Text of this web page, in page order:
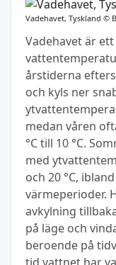
Vadehavet, Tyskland ©
Vadehavet är
årstiderna
och kyls ner
medan våren
°C till 10 °C.
med
och 20 °C,
värmeperioder.
avkylning
på läge och
beroende på